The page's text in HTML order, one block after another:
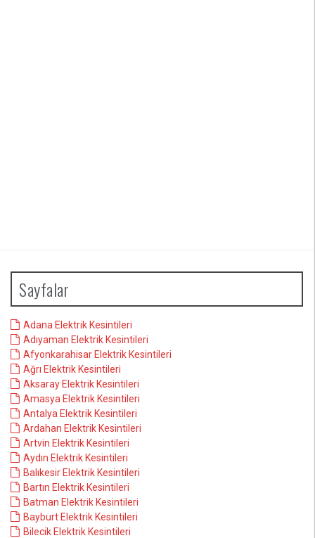
Sayfalar
Adana Elektrik Kesintileri
Adıyaman Elektrik Kesintileri
Afyonkarahisar Elektrik Kesintileri
Ağrı Elektrik Kesintileri
Aksaray Elektrik Kesintileri
Amasya Elektrik Kesintileri
Antalya Elektrik Kesintileri
Ardahan Elektrik Kesintileri
Artvin Elektrik Kesintileri
Aydın Elektrik Kesintileri
Balıkesir Elektrik Kesintileri
Bartın Elektrik Kesintileri
Batman Elektrik Kesintileri
Bayburt Elektrik Kesintileri
Bilecik Elektrik Kesintileri